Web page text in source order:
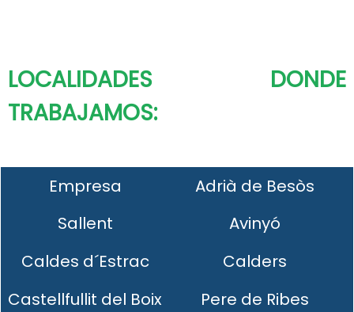
LOCALIDADES DONDE
TRABAJAMOS:
Empresa
Adrià de Besòs
Sallent
Avinyó
Caldes d´Estrac
Calders
Castellfullit del Boix
Pere de Ribes